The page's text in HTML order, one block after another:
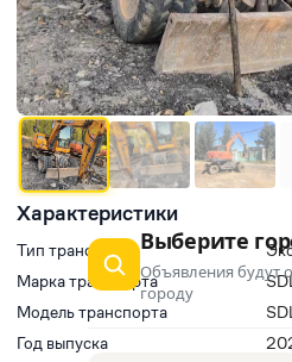
Характеристики
Тип транспорта
Марка транспорта
Модель транспорта
Год выпуска
Выберите
Объявления будут
городу